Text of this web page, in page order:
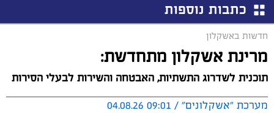
כתבות נוספות
חדשות באשקלון
מרינת אשקלון מתחדשת:
תוכנית לשדרוג התשתיות, האבטחה והשירות לבעלי הסירות
מערכת "אשקלונים" / 09:01 04.08.26